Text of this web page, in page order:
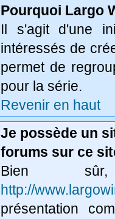
Pourquoi Largo
Il s'agit d'une
intéressés de
permet de
pour la série.
Revenir en haut
Je possède un
forums sur ce
Bien
http://
présentation